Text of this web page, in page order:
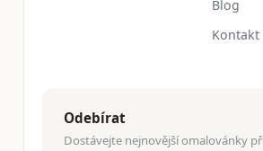
Blog
Kontakt
Odebírat
Dostávejte nejnovější omalovánky